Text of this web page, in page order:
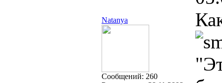
Natanya
Cообщений: 260